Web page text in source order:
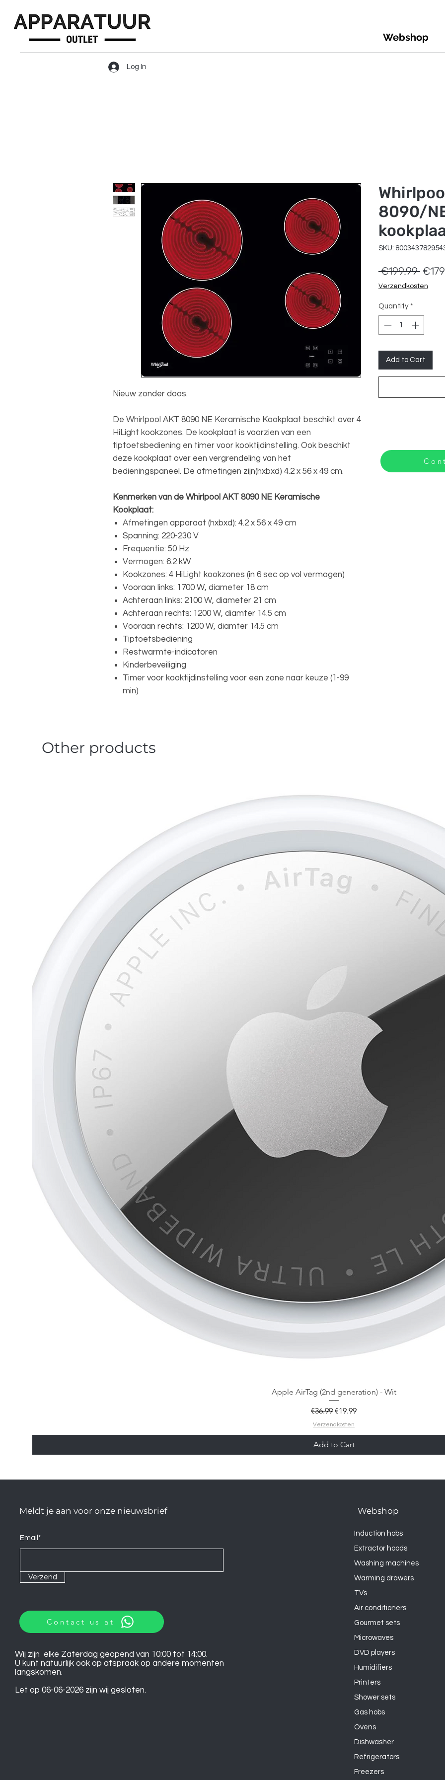
Log In
Webshop
Nieuw zonder doos.
De Whirlpool AKT 8090 NE Keramische Kookplaat beschikt over 4
HiLight kookzones. De kookplaat is voorzien van een
tiptoetsbediening en timer voor kooktijdinstelling. Ook beschikt
deze kookplaat over een vergrendeling van het
bedieningspaneel. De afmetingen zijn(hxbxd) 4.2 x 56 x 49 cm.
Kenmerken van de Whirlpool AKT 8090 NE Keramische
Kookplaat:
Afmetingen apparaat (hxbxd): 4.2 x 56 x 49 cm
Spanning: 220-230 V
Frequentie: 50 Hz
Vermogen: 6.2 kW
Kookzones: 4 HiLight kookzones (in 6 sec op vol vermogen)
Vooraan links: 1700 W, diameter 18 cm
Achteraan links: 2100 W, diameter 21 cm
Achteraan rechts: 1200 W, diamter 14.5 cm
Vooraan rechts: 1200 W, diamter 14.5 cm
Tiptoetsbediening
Restwarmte-indicatoren
Kinderbeveiliging
Timer voor kooktijdinstelling voor een zone naar keuze (1-99
min)
8090/
SKU:
€199.99
Price
Verzendkosten
Quantity *
Add to Cart
Other products
Apple AirTag (2nd generation) - Wit
Regular Price
€36.99 Sale Price
€19.99
Verzendkosten
Add to Cart
Meldt je aan voor onze nieuwsbrief
Email*
Verzend
Contact us at
Wij zijn elke Zaterdag geopend van 10:00 tot 14:00.
U kunt natuurlijk ook op afspraak op andere momenten
langskomen.
Let op 06-06-2026 zijn wij gesloten.
Webshop
Induction hobs
Extractor hoods
Washing machines
Warming drawers
TVs
Air conditioners
Gourmet sets
Microwaves
DVD players
Humidifiers
Printers
Shower sets
Gas hobs
Ovens
Dishwasher
Refrigerators
Freezers